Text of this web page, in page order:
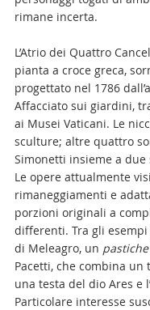
rimane incerta.
L’Atrio dei Quattro
pianta a croce greca,
progettato nel 1786
Affacciato sui giardini,
ai Musei Vaticani. Le
sculture; altre quattro
Simonetti insieme a due
Le opere attualmente
rimaneggiamenti e
porzioni originali a
differenti. Tra gli
di Meleagro, un pastiche
Pacetti, che combina
una testa del dio Ares e
Particolare interesse